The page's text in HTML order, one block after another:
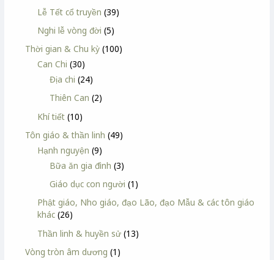
Lễ Tết cổ truyền (39)
Nghi lễ vòng đời (5)
Thời gian & Chu kỳ (100)
Can Chi (30)
Địa chi (24)
Thiên Can (2)
Khí tiết (10)
Tôn giáo & thần linh (49)
Hạnh nguyện (9)
Bữa ăn gia đình (3)
Giáo dục con người (1)
Phật giáo, Nho giáo, đạo Lão, đạo Mẫu & các tôn giáo
khác (26)
Thần linh & huyền sử (13)
Vòng tròn âm dương (1)